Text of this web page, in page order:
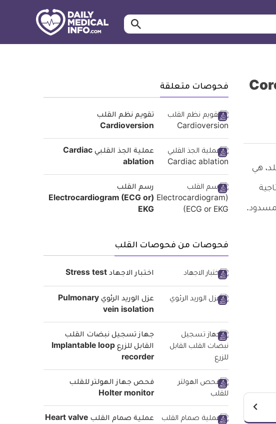
ابحث…
هي
فحوصات متعلقة
تقويم نظم القلب
Cardioversion
عملية الجذ القلبي Cardiac
ablation
رسم القلب
(Electrocardiogram (ECG or
EKG
فحوصات من فحوصات القلب
اختبار الاجهاد Stress test
عزل الوريد الرئوي Pulmonary
vein isolation
جهاز تسجيل نبضات القلب
القابل للزرع Implantable loop
recorder
فحص جهاز الهولتر للقلب
Holter monitor
عملية صمام القلب Heart valve